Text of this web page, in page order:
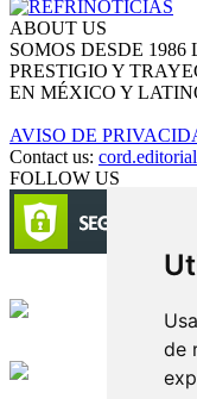
de
ABOUT US
SOMOS DESDE
PRESTIGIO Y
EN MÉXICO Y
AVISO DE
Contact us:
FOLLOW US